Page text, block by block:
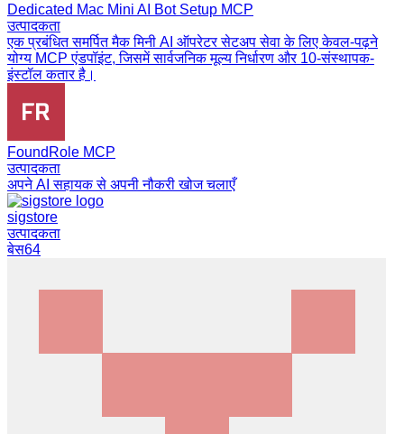
Dedicated Mac Mini AI Bot Setup MCP
उत्पादकता
एक प्रबंधित समर्पित मैक मिनी AI ऑपरेटर सेटअप सेवा के लिए केवल-पढ़ने
योग्य MCP एंडपॉइंट, जिसमें सार्वजनिक मूल्य निर्धारण और 10-संस्थापक-
इंस्टॉल कतार है।
FoundRole MCP
उत्पादकता
अपने AI सहायक से अपनी नौकरी खोज चलाएँ
sigstore
उत्पादकता
बेस64